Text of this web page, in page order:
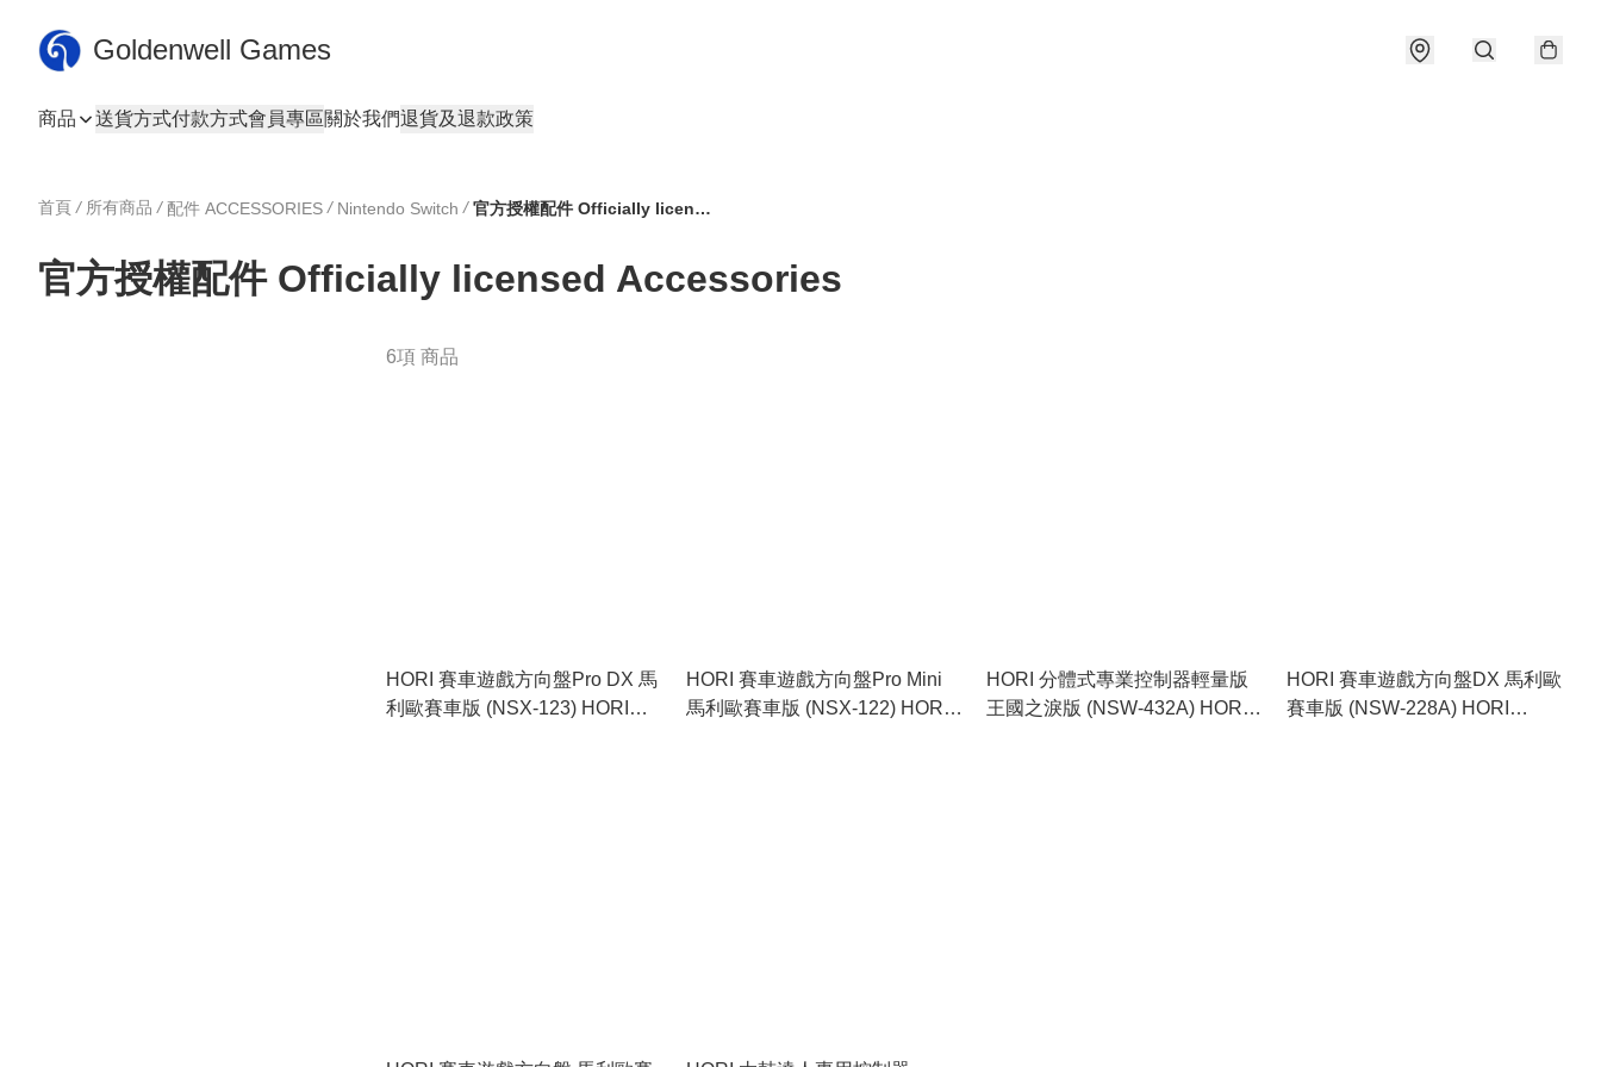
Goldenwell Games
商品 送貨方式付款方式會員專區關於我們退貨及退款政策
首頁 / 所有商品 / 配件 ACCESSORIES / Nintendo Switch / 官方授權配件 Officially licensed Accessories
官方授權配件 Officially licensed Accessories
6項 商品
HORI 賽車遊戲方向盤Pro DX 馬
利歐賽車版 (NSX-123) HORI
HORI 賽車遊戲方向盤Pro Mini
馬利歐賽車版 (NSX-122) HORI
HORI 分體式專業控制器輕量版
王國之淚版 (NSW-432A) HORI
HORI 賽車遊戲方向盤DX 馬利歐
賽車版 (NSW-228A) HORI